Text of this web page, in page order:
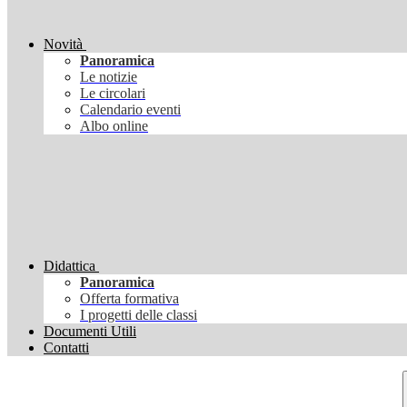
Novità
Panoramica
Le notizie
Le circolari
Calendario eventi
Albo online
Didattica
Panoramica
Offerta formativa
I progetti delle classi
Documenti Utili
Contatti